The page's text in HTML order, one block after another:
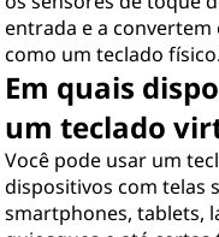
entrada e a
como um teclado físico.
Em quais
um teclado
Você pode usar um
dispositivos com telas
smartphones, tablets,